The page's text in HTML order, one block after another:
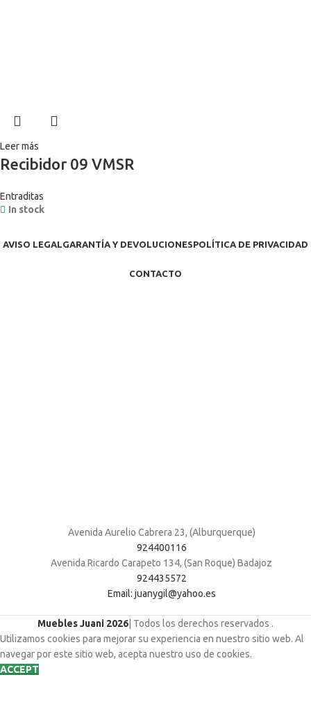
Leer más
Recibidor 09 VMSR
Entraditas
In stock
AVISO LEGALGARANTÍA Y DEVOLUCIONESPOLÍTICA DE PRIVACIDAD
CONTACTO
Avenida Aurelio Cabrera 23, (Alburquerque)
924400116
Avenida Ricardo Carapeto 134, (San Roque) Badajoz
924435572
Email: juanygil@yahoo.es
Muebles Juani 2026 | Todos los derechos reservados .
Utilizamos cookies para mejorar su experiencia en nuestro sitio web. Al
navegar por este sitio web, acepta nuestro uso de cookies.
ACCEPT